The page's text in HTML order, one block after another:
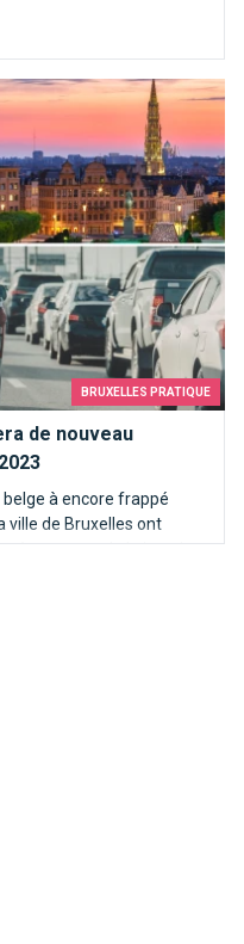
BRUXELLES PRATIQUE
de nouveau
à encore frappé
ville de Bruxelles ont
réouverture de la jonction
nouveau accessible aux